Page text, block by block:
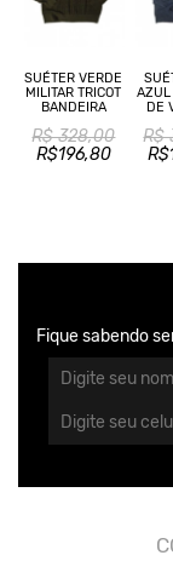
SUÉTER VERDE
MILITAR TRICOT
BANDEIRA
R$ 328,00
R$196,80
AZUL
DE
R$
Fique sabendo